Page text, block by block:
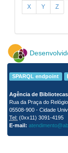
X Y Z
SPARQL endpoint
Agência de
Rua da Praça do
05508-900 - Cidade
Tel: (0xx11) 3091-4195
E-mail: